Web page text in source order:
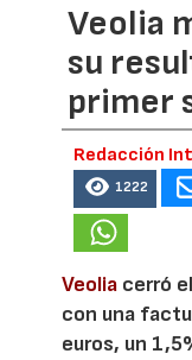
Veolia
su
primer
Redacción
1222
Veolia cerró
con una
euros, un